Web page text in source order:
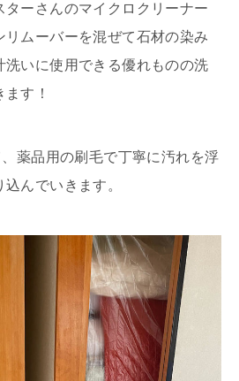
ターさんのマイクロクリーナー
リムーバーを混ぜて石材の染み
洗いに使用できる優れものの洗
す！
薬品用の刷毛で丁寧に汚れを浮
んでいきます。